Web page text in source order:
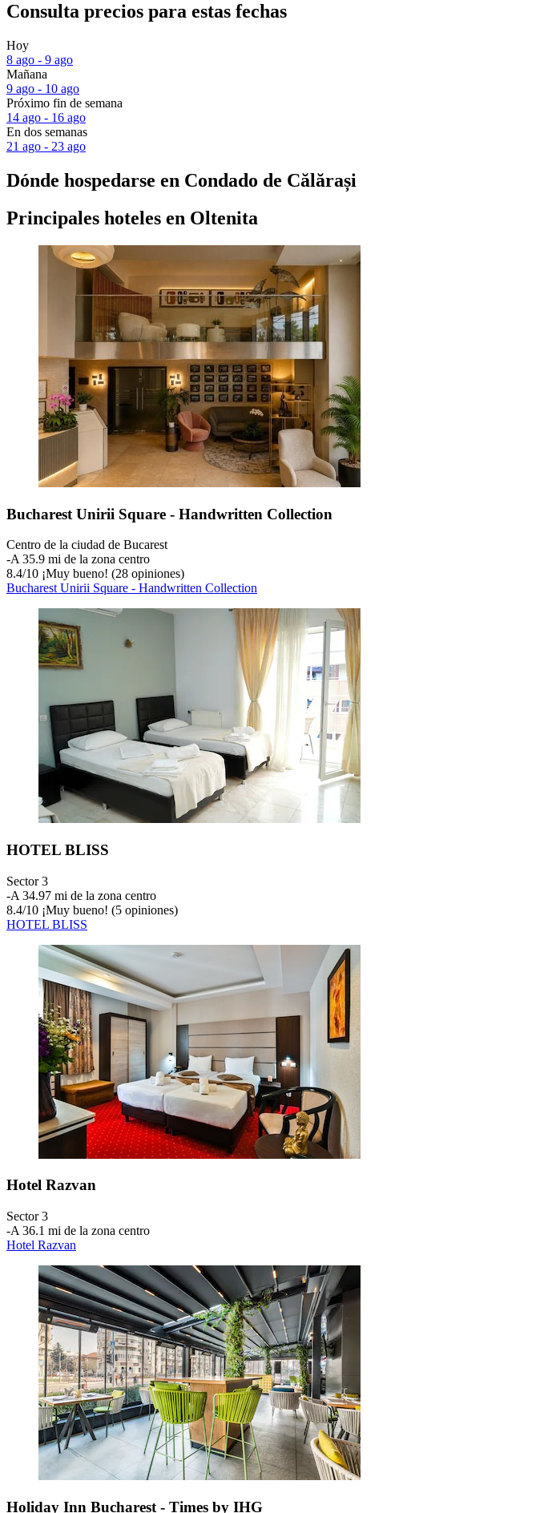
Consulta precios para estas fechas
Hoy
8 ago - 9 ago
Mañana
9 ago - 10 ago
Próximo fin de semana
14 ago - 16 ago
En dos semanas
21 ago - 23 ago
Dónde hospedarse en Condado de Călărași
Principales hoteles en Oltenita
Bucharest Unirii Square - Handwritten Collection
Centro de la ciudad de Bucarest
‐A 35.9 mi de la zona centro
8.4/10 ¡Muy bueno! (28 opiniones)
Bucharest Unirii Square - Handwritten Collection
HOTEL BLISS
Sector 3
‐A 34.97 mi de la zona centro
8.4/10 ¡Muy bueno! (5 opiniones)
HOTEL BLISS
Hotel Razvan
Sector 3
‐A 36.1 mi de la zona centro
Hotel Razvan
Holiday Inn Bucharest - Times by IHG